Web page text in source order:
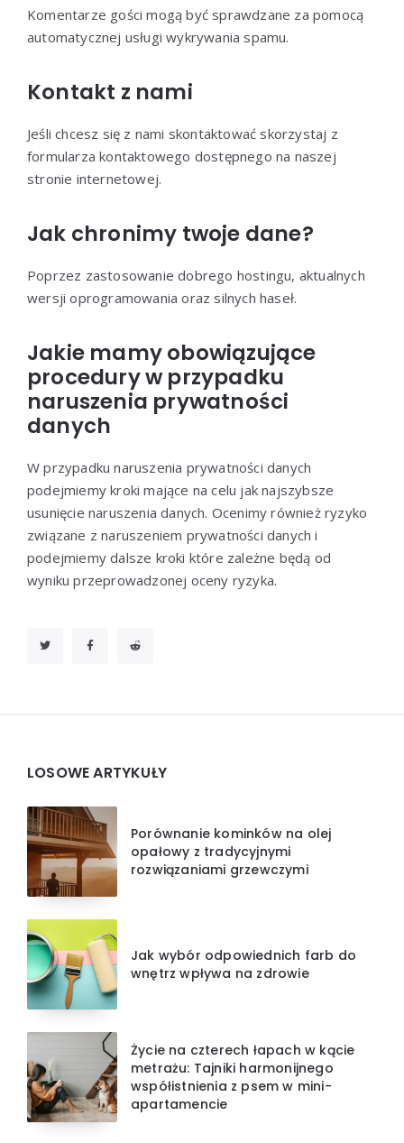
Komentarze gości mogą być sprawdzane za pomocą
automatycznej usługi wykrywania spamu.
Kontakt z nami
Jeśli chcesz się z nami skontaktować skorzystaj z
formularza kontaktowego dostępnego na naszej
stronie internetowej.
Jak chronimy twoje dane?
Poprzez zastosowanie dobrego hostingu, aktualnych
wersji oprogramowania oraz silnych haseł.
Jakie mamy obowiązujące
procedury w przypadku
naruszenia prywatności
danych
W przypadku naruszenia prywatności danych
podejmiemy kroki mające na celu jak najszybsze
usunięcie naruszenia danych. Ocenimy również ryzyko
związane z naruszeniem prywatności danych i
podejmiemy dalsze kroki które zależne będą od
wyniku przeprowadzonej oceny ryzyka.
Widgets
LOSOWE ARTYKUŁY
Porównanie kominków na olej
opałowy z tradycyjnymi
rozwiązaniami grzewczymi
Jak wybór odpowiednich farb do
wnętrz wpływa na zdrowie
Życie na czterech łapach w kącie
metrażu: Tajniki harmonijnego
współistnienia z psem w mini-
apartamencie